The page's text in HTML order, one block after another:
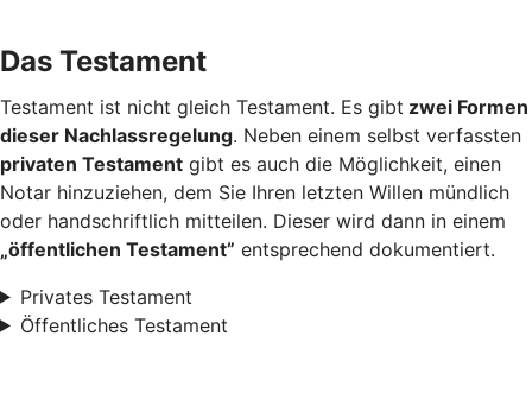
Das Testament
Testament ist nicht gleich Testament. Es gibt zwei Formen
dieser Nachlassregelung. Neben einem selbst verfassten
privaten Testament gibt es auch die Möglichkeit, einen
Notar hinzuziehen, dem Sie Ihren letzten Willen mündlich
oder handschriftlich mitteilen. Dieser wird dann in einem
„öffentlichen Testament” entsprechend dokumentiert.
Privates Testament
Öffentliches Testament